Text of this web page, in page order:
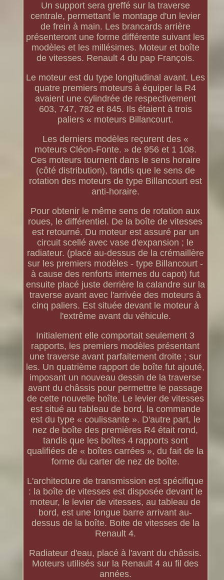
Un support sera greffé sur la traverse
centrale, permettant le montage d'un levier
de frein à main. Les brancards arrière
présenteront une forme différente suivant les
modèles et les millésimes. Moteur et boîte
de vitesses. Renault 4 du pap François.
Le moteur est du type longitudinal avant. Les
quatre premiers moteurs à équiper la R4
avaient une cylindrée de respectivement
603, 747, 782 et 845. Ils étaient à trois
paliers « moteurs Billancourt.
Les derniers modèles reçurent des «
moteurs Cléon-Fonte. » de 956 et 1 108.
Ces moteurs tournent dans le sens horaire
(côté distribution), tandis que le sens de
rotation des moteurs de type Billancourt est
anti-horaire.
Pour obtenir le même sens de rotation aux
roues, le différentiel. De la boîte de vitesses
est retourné. Du moteur est assuré par un
circuit scellé avec vase d'expansion ; le
radiateur. (placé au-dessus de la crémaillère
sur les premiers modèles - type Billancourt -
à cause des renforts internes du capot) fut
ensuite placé juste derrière la calandre sur la
traverse avant avec l'arrivée des moteurs à
cinq paliers. Est située devant le moteur à
l'extrême avant du véhicule.
Initialement elle comportait seulement 3
rapports, les premiers modèles présentant
une traverse avant parfaitement droite ; sur
les. Un quatrième rapport de boîte fut ajouté,
imposant un nouveau dessin de la traverse
avant du châssis pour permettre le passage
de cette nouvelle boîte. Le levier de vitesses
est situé au tableau de bord, la commande
est du type « coulissante ». D'autre part, le
nez de boîte des premières R4 était rond,
tandis que les boîtes 4 rapports sont
qualifiées de « boîtes carrées », du fait de la
forme du carter de nez de boîte.
L'architecture de transmission est spécifique
: la boîte de vitesses est disposée devant le
moteur, le levier de vitesses, au tableau de
bord, est une longue barre arrivant au-
dessus de la boîte. Boite de vitesses de la
Renault 4.
Radiateur d'eau, placé à l'avant du châssis.
Moteurs utilisés sur la Renault 4 au fil des
années.